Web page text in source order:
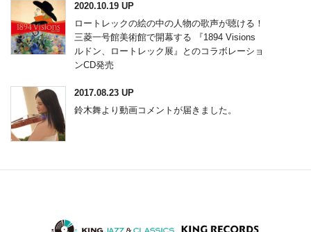
2020.10.19 UP
ロートレックの絵の中の人物の歌声が聴ける！
三菱一号館美術館で開幕する 『1894 Visions
ルドン、ロートレック展』とのコラボレーショ
ンCD発売
2017.08.23 UP
鈴木舞より動画コメントが届きました。